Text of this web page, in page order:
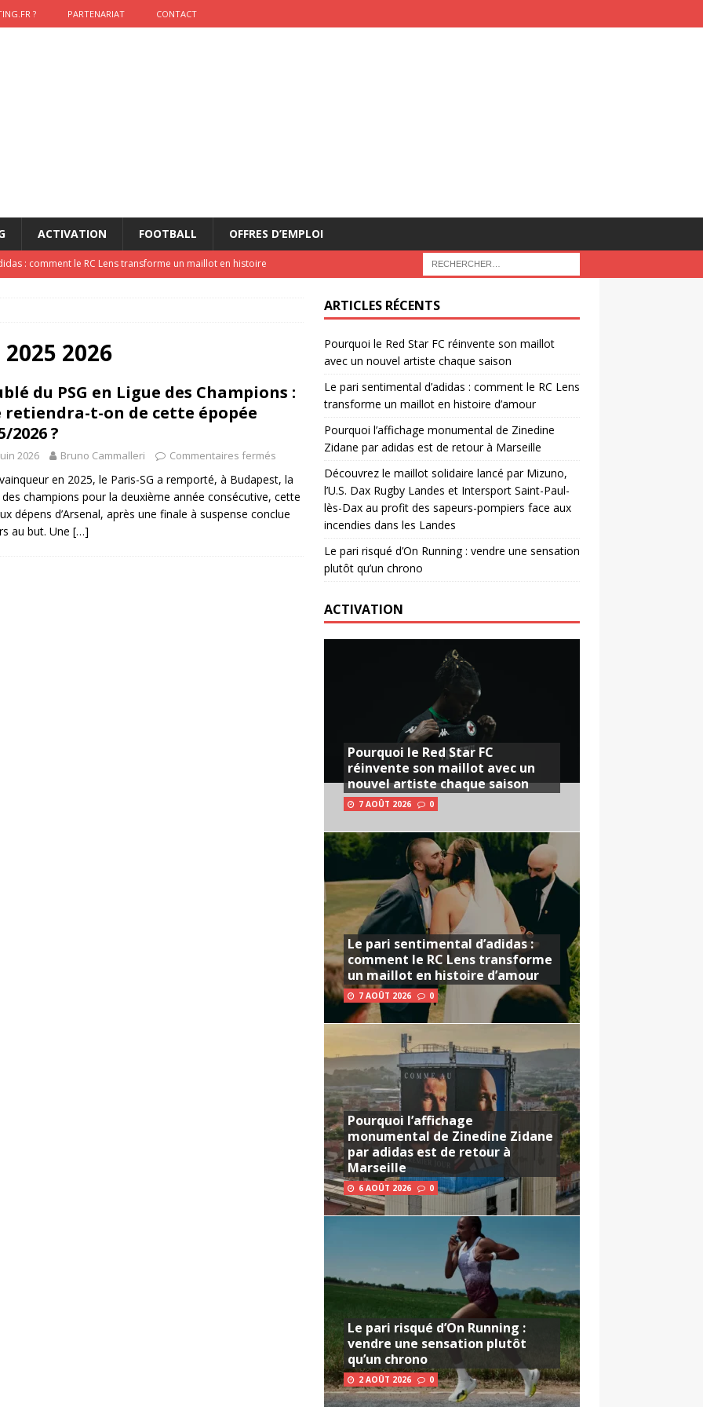
? PARTENARIAT CONTACT
ACTIVATION FOOTBALL OFFRES D’EMPLOI
: comment le RC Lens transforme un maillot en histoire
de Zinedine Zidane par adidas est de retour à
lancé par Mizuno, l’U.S. Dax Rugby Landes et Intersport
pompiers face aux incendies dans les Landes
RUGBY
: vendre une sensation plutôt qu’un chrono
ACTIVATION
réinvente son maillot avec un nouvel artiste chaque saison
2026
du PSG en Ligue des Champions :
retiendra-t-on de cette épopée
2026 ?
2026 Bruno Cammalleri Commentaires fermés
en 2025, le Paris-SG a remporté, à Budapest, la
des champions pour la deuxième année consécutive, cette
dépens d’Arsenal, après une finale à suspense conclue
au but. Une […]
ARTICLES RÉCENTS
Pourquoi le Red Star FC réinvente son maillot
avec un nouvel artiste chaque saison
Le pari sentimental d’adidas : comment le RC Lens
transforme un maillot en histoire d’amour
Pourquoi l’affichage monumental de Zinedine
Zidane par adidas est de retour à Marseille
Découvrez le maillot solidaire lancé par Mizuno,
l’U.S. Dax Rugby Landes et Intersport Saint-Paul-
lès-Dax au profit des sapeurs-pompiers face aux
incendies dans les Landes
Le pari risqué d’On Running : vendre une sensation
plutôt qu’un chrono
ACTIVATION
Pourquoi le Red Star FC
réinvente son maillot avec un
nouvel artiste chaque saison
7 AOÛT 2026 0
Le pari sentimental d’adidas :
comment le RC Lens transforme
un maillot en histoire d’amour
7 AOÛT 2026 0
Pourquoi l’affichage
monumental de Zinedine Zidane
par adidas est de retour à
Marseille
6 AOÛT 2026 0
Le pari risqué d’On Running :
vendre une sensation plutôt
qu’un chrono
2 AOÛT 2026 0